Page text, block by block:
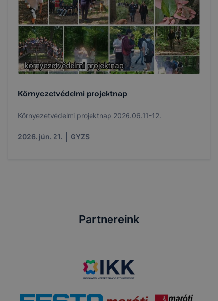
Környezetvédelmi projektnap
Környezetvédelmi projektnap 2026.06.11-12.
2026. jún. 21. GYZS
Partnereink